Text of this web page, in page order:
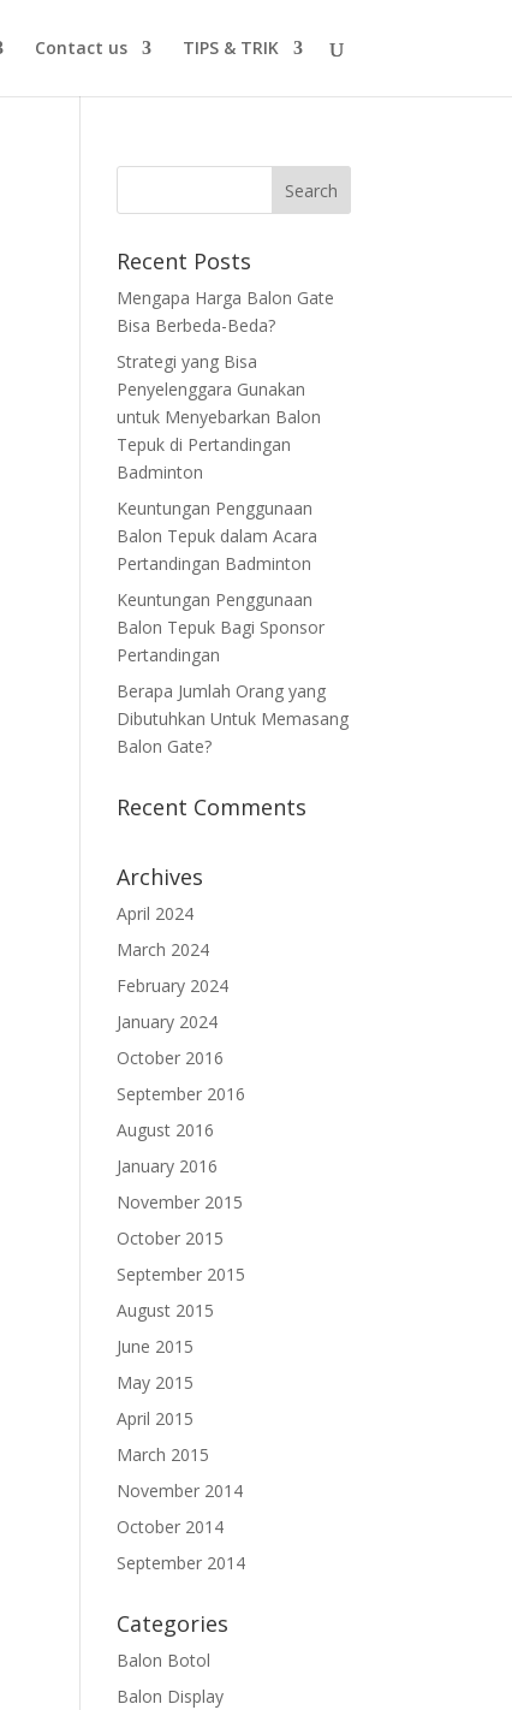
Contact us TIPS & TRIK
Recent Posts
Mengapa Harga Balon Gate
Bisa Berbeda-Beda?
Strategi yang Bisa
Penyelenggara Gunakan
untuk Menyebarkan Balon
Tepuk di Pertandingan
Badminton
Keuntungan Penggunaan
Balon Tepuk dalam Acara
Pertandingan Badminton
Keuntungan Penggunaan
Balon Tepuk Bagi Sponsor
Pertandingan
Berapa Jumlah Orang yang
Dibutuhkan Untuk Memasang
Balon Gate?
Recent Comments
Archives
April 2024
March 2024
February 2024
January 2024
October 2016
September 2016
August 2016
January 2016
November 2015
October 2015
September 2015
August 2015
June 2015
May 2015
April 2015
March 2015
November 2014
October 2014
September 2014
Categories
Balon Botol
Balon Display